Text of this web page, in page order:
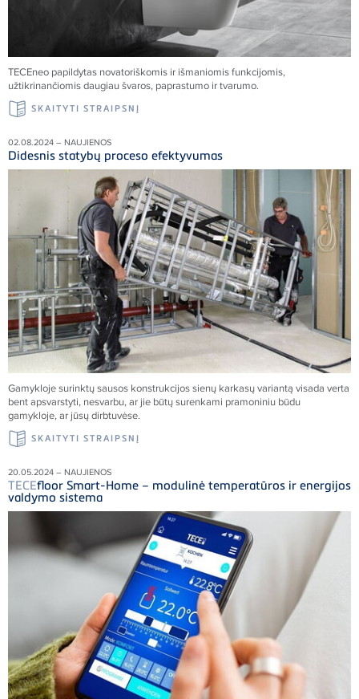
TECEneo papildytas novatoriškomis ir išmaniomis funkcijomis,
užtikrinančiomis daugiau švaros, paprastumo ir tvarumo.
SKAITYTI STRAIPSNĮ
02.08.2024 – NAUJIENOS
Didesnis statybų proceso efektyvumas
Gamykloje surinktų sausos konstrukcijos sienų karkasų variantą visada verta
bent apsvarstyti, nesvarbu, ar jie būtų surenkami pramoniniu būdu
gamykloje, ar jūsų dirbtuvėse.
SKAITYTI STRAIPSNĮ
20.05.2024 – NAUJIENOS
TECEfloor Smart-Home – modulinė temperatūros ir energijos
valdymo sistema